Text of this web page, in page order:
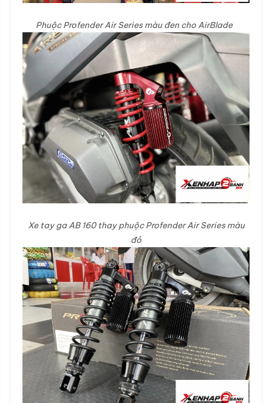
Phuộc Profender Air Series màu đen cho AirBlade
Xe tay ga AB 160 thay phuộc Profender Air Series màu
đỏ